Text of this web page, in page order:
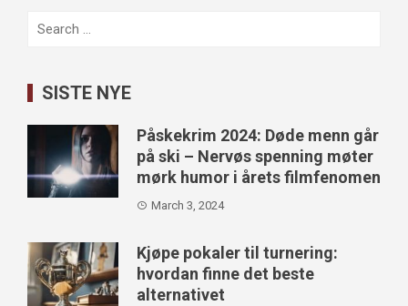
Search
SISTE NYE
Påskekrim 2024: Døde menn går
på ski – Nervøs spenning møter
mørk humor i årets filmfenomen
March 3, 2024
Kjøpe pokaler til turnering:
hvordan finne det beste
alternativet